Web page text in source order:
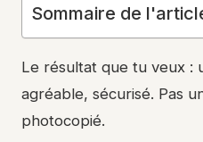
Sommaire de
Le résultat que tu veux :
agréable, sécurisé. Pas
photocopié.